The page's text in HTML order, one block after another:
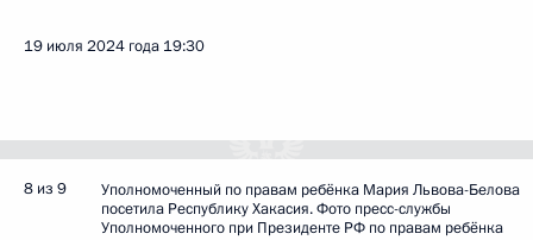
19 июля 2024 года 19:30
8 из 9
Уполномоченный по правам ребёнка Мария Львова-Белова
посетила Республику Хакасия. Фото пресс-службы
Уполномоченного при Президенте РФ по правам ребёнка